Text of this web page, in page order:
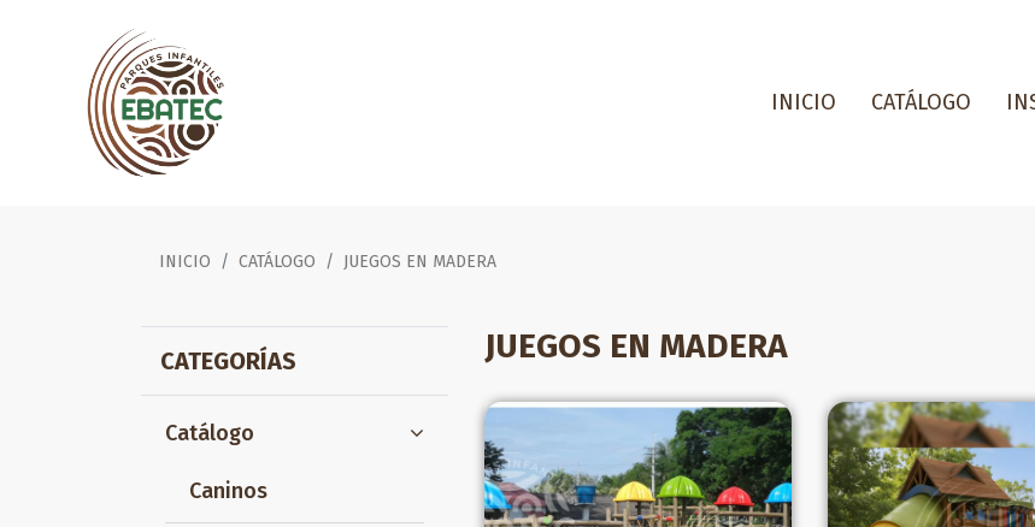
INICIO CATÁLOGO
INICIO CATÁLOGO JUEGOS EN MADERA
CATEGORÍAS
Catálogo
Caninos
JUEGOS EN MADERA